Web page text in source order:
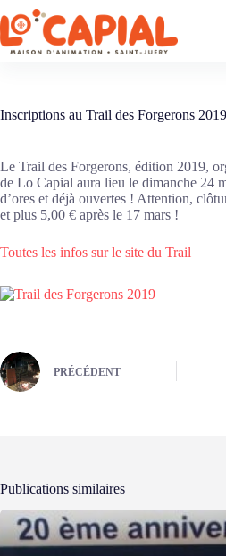
Passer
au
contenu
Inscriptions au Trail des Forgerons
Le Trail des Forgerons, édition 2019,
de Lo Capial aura lieu le dimanche 24
d’ores et déjà ouvertes ! Attention,
et plus 5,00 € après le 17 mars !
Toutes les infos sur le site du Trail
PRÉCÉDENT
Publications similaires